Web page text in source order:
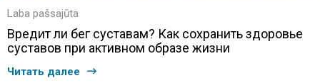
Laba pašsajūta
Вредит ли бег суставам? Как сохранить здоровье
суставов при активном образе жизни
Читать далее